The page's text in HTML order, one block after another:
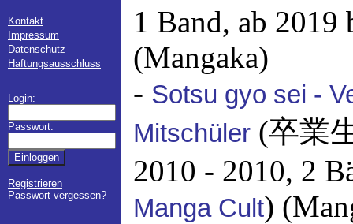
Kontakt
Impressum
Datenschutz
Haftungsausschluss
Login:
Passwort:
Registrieren
Passwort vergessen?
1 Band, ab 2019
(Mangaka)
- Sotsu gyo sei -
Mitschüler (卒業
2010 - 2010, 2
Manga Cult)